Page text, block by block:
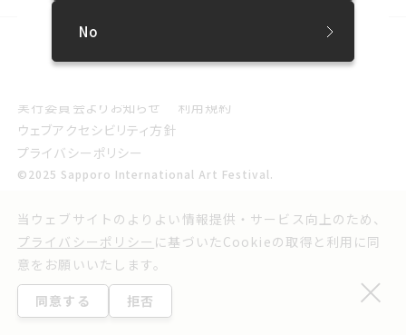
当ウェブサイトのよりよい情報提供・サービス向上のため、
プライバシーポリシー に基づいたCookieの取得と利用に同
意をお願いいたします。
同意する 拒否
No
実行委員会よりお知らせ
ウェブアクセシビリティ方針
プライバシーポリシー
利用規約
©2025 Sapporo International Art Festival.